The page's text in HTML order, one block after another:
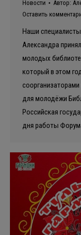
Новости Автор:
Оставить
Наши
Александра
молодых
который в этом
для молодёжи
Российская
дня работы